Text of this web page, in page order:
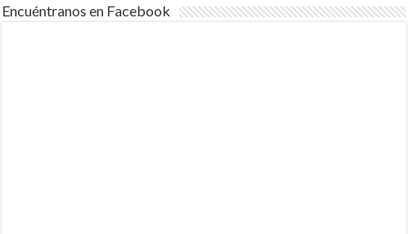
Encuéntranos en Facebook